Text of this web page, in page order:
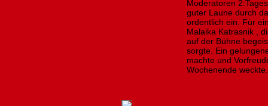
Moderatoren
guter Laune durch
ordentlich ein. Für
Malaika Katrasnik ,
auf der Bühne
sorgte. Ein
machte und
Wochenende